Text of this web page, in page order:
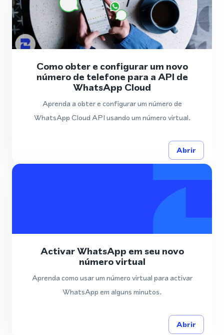
Como obter e configurar um novo
número de telefone para a API de
WhatsApp Cloud
Aprenda a obter e configurar um número de
WhatsApp Cloud API usando um número virtual.
Abrir
Activar WhatsApp em seu novo
número virtual
Aprenda como usar um número virtual para activar
WhatsApp em alguns minutos.
Abrir